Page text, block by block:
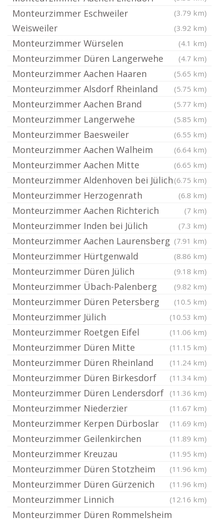
(3.79 km)
Monteurzimmer Eschweiler
Weisweiler
(3.92 km)
Monteurzimmer Würselen (4.1 km)
Monteurzimmer Düren Langerwehe (4.7 km)
Monteurzimmer Aachen Haaren (5.65 km)
Monteurzimmer Alsdorf Rheinland (5.75 km)
Monteurzimmer Aachen Brand (5.77 km)
Monteurzimmer Langerwehe (5.85 km)
Monteurzimmer Baesweiler (6.55 km)
Monteurzimmer Aachen Walheim (6.64 km)
Monteurzimmer Aachen Mitte (6.65 km)
Monteurzimmer Aldenhoven bei Jülich (6.75 km)
Monteurzimmer Herzogenrath (6.8 km)
Monteurzimmer Aachen Richterich (7 km)
Monteurzimmer Inden bei Jülich (7.3 km)
Monteurzimmer Aachen Laurensberg (7.91 km)
Monteurzimmer Hürtgenwald (8.86 km)
Monteurzimmer Düren Jülich (9.18 km)
Monteurzimmer Übach-Palenberg (9.82 km)
Monteurzimmer Düren Petersberg (10.5 km)
Monteurzimmer Jülich (10.53 km)
Monteurzimmer Roetgen Eifel (11.06 km)
Monteurzimmer Düren Mitte (11.15 km)
Monteurzimmer Düren Rheinland (11.24 km)
Monteurzimmer Düren Birkesdorf (11.34 km)
Monteurzimmer Düren Lendersdorf (11.36 km)
Monteurzimmer Niederzier (11.67 km)
Monteurzimmer Kerpen Dürboslar (11.69 km)
Monteurzimmer Geilenkirchen (11.89 km)
Monteurzimmer Kreuzau (11.95 km)
Monteurzimmer Düren Stotzheim (11.96 km)
Monteurzimmer Düren Gürzenich (11.96 km)
Monteurzimmer Linnich (12.16 km)
Monteurzimmer Düren Rommelsheim